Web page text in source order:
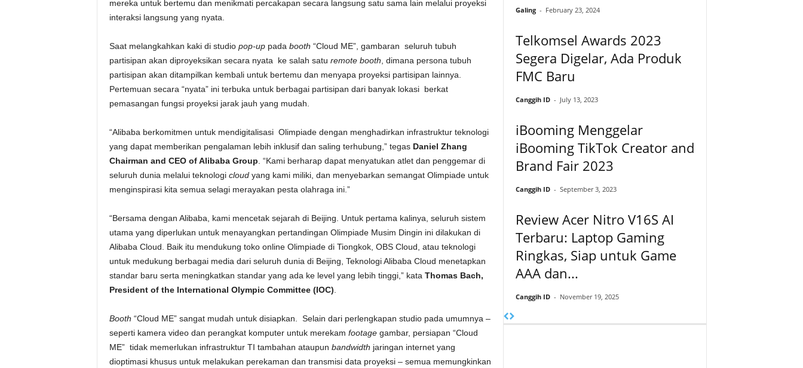
mereka untuk bertemu dan menikmati percakapan secara langsung satu sama lain melalui proyeksi
interaksi langsung yang nyata.
Saat melangkahkan kaki di studio pop-up pada booth “Cloud ME”, gambaran seluruh tubuh
partisipan akan diproyeksikan secara nyata ke salah satu remote booth , dimana persona tubuh
partisipan akan ditampilkan kembali untuk bertemu dan menyapa proyeksi partisipan lainnya.
Pertemuan secara “nyata” ini terbuka untuk berbagai partisipan dari banyak lokasi berkat
pemasangan fungsi proyeksi jarak jauh yang mudah.
“Alibaba berkomitmen untuk mendigitalisasi Olimpiade dengan menghadirkan infrastruktur teknologi
yang dapat memberikan pengalaman lebih inklusif dan saling terhubung,” tegas Daniel Zhang
Chairman and CEO of Alibaba Group . “Kami berharap dapat menyatukan atlet dan penggemar di
seluruh dunia melalui teknologi cloudyang kami miliki, dan menyebarkan semangat Olimpiade untuk
menginspirasi kita semua selagi merayakan pesta olahraga ini.”
“Bersama dengan Alibaba, kami mencetak sejarah di Beijing. Untuk pertama kalinya, seluruh sistem
utama yang diperlukan untuk menayangkan pertandingan Olimpiade Musim Dingin ini dilakukan di
Alibaba Cloud. Baik itu mendukung toko online Olimpiade di Tiongkok, OBS Cloud, atau teknologi
untuk medukung berbagai media dari seluruh dunia di Beijing, Teknologi Alibaba Cloud menetapkan
standar baru serta meningkatkan standar yang ada ke level yang lebih tinggi,” kata Thomas Bach,
President of the International Olympic Committee (IOC)
Booth “Cloud ME” sangat mudah untuk disiapkan. Selain dari perlengkapan studio pada umumnya –
seperti kamera video dan perangkat komputer untuk merekam footage gambar, persiapan “Cloud
ME” tidak memerlukan infrastruktur TI tambahan ataupun bandwidth jaringan internet yang
dioptimasi khusus untuk melakukan perekaman dan transmisi data proyeksi – semua memungkinkan
Galing - February 23, 2024
Telkomsel Awards 2023
Segera Digelar, Ada Produk
FMC Baru
Canggih ID - July 13, 2023
iBooming Menggelar
iBooming TikTok Creator and
Brand Fair 2023
Canggih ID - September 3, 2023
Review Acer Nitro V16S AI
Terbaru: Laptop Gaming
Ringkas, Siap untuk Game
AAA dan...
Canggih ID - November 19, 2025